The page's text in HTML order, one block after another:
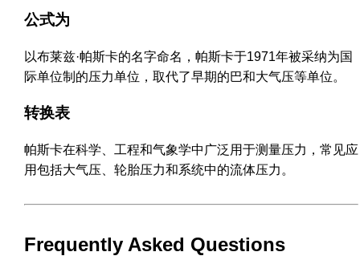
公式为
以布莱兹·帕斯卡的名字命名，帕斯卡于1971年被采纳为国
际单位制的压力单位，取代了早期的巴和大气压等单位。
转换表
帕斯卡在科学、工程和气象学中广泛用于测量压力，常见应
用包括大气压、轮胎压力和系统中的流体压力。
Frequently Asked Questions